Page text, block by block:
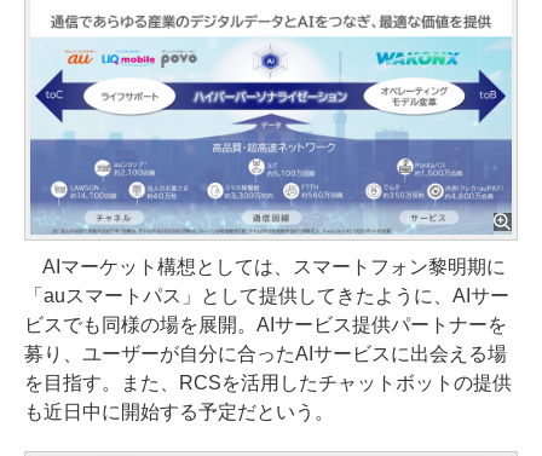
AIマーケット構想としては、スマートフォン黎明期に
「auスマートパス」として提供してきたように、AIサー
ビスでも同様の場を展開。AIサービス提供パートナーを
募り、ユーザーが自分に合ったAIサービスに出会える場
を目指す。また、RCSを活用したチャットボットの提供
も近日中に開始する予定だという。